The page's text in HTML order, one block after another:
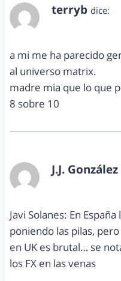
terryb dice:
a mi me ha parecido
al universo matrix.
madre mia que lo que
8 sobre 10
J.J.
Javi Solanes: En
poniendo las pilas,
en UK es brutal… se
los FX en las venas